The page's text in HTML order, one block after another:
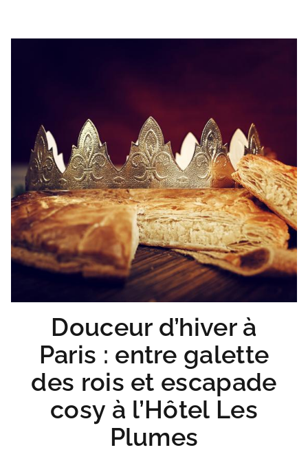
Douceur d’hiver à
Paris : entre galette
des rois et escapade
cosy à l’Hôtel Les
Plumes